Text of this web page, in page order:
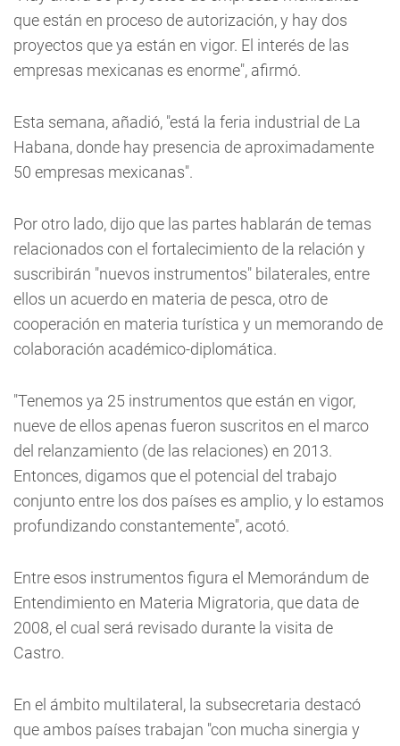
que están en proceso de autorización, y hay dos
proyectos que ya están en vigor. El interés de las
empresas mexicanas es enorme", afirmó.
Esta semana, añadió, "está la feria industrial de La
Habana, donde hay presencia de aproximadamente
50 empresas mexicanas".
Por otro lado, dijo que las partes hablarán de temas
relacionados con el fortalecimiento de la relación y
suscribirán "nuevos instrumentos" bilaterales, entre
ellos un acuerdo en materia de pesca, otro de
cooperación en materia turística y un memorando de
colaboración académico-diplomática.
"Tenemos ya 25 instrumentos que están en vigor,
nueve de ellos apenas fueron suscritos en el marco
del relanzamiento (de las relaciones) en 2013.
Entonces, digamos que el potencial del trabajo
conjunto entre los dos países es amplio, y lo estamos
profundizando constantemente", acotó.
Entre esos instrumentos figura el Memorándum de
Entendimiento en Materia Migratoria, que data de
2008, el cual será revisado durante la visita de
Castro.
En el ámbito multilateral, la subsecretaria destacó
que ambos países trabajan "con mucha sinergia y